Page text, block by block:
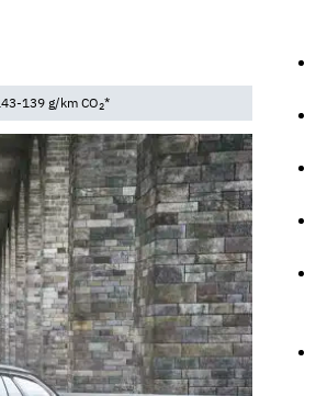
139 g/km CO2*